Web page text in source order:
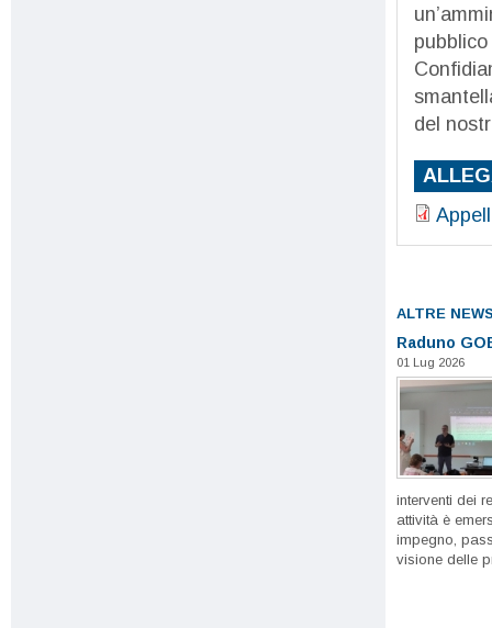
del
ALTRE
Raduno
01 Lug 2026
interventi dei
attività è
impegno,
visione delle